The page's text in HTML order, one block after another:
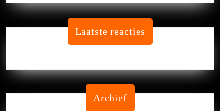
Laatste reacties
Archief